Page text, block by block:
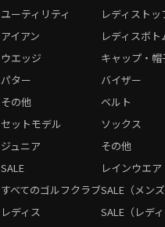
レディス
ユーティリティ
アイアン
ウエッジ
パター
その他
セットモデル
ジュニア
SALE
すべてのゴルフクラブ
レディストッ
レディスボト
キャップ・帽
バイザー
ベルト
ソックス
その他
レインウエ
SALE（メンズ
SALE（レディ